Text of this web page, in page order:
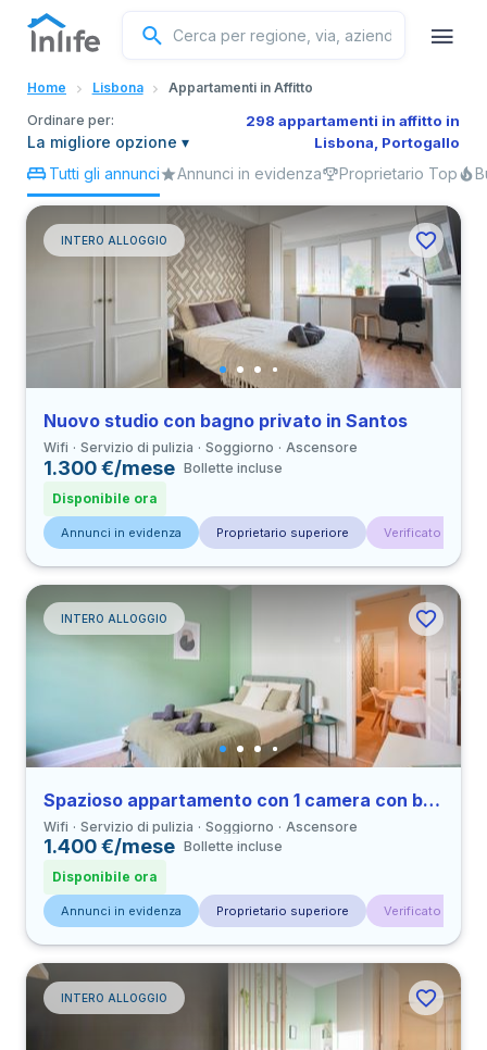
Inglese
Portoghese
Italiano
Spagnolo
Home Lisbona
Appartamenti in Affitto
Ordinare per:
La migliore opzione ▾
298 appartamenti in affitto in
Lisbona, Portogallo
Tutti gli annunci Annunci in evidenza Proprietario Top
INTERO ALLOGGIO
Nuovo studio con bagno privato in Santos
Wifi Servizio di pulizia Soggiorno Ascensore
1.300 €/mese Bollette incluse
Disponibile ora
Annunci in evidenza Proprietario superiore Verificato da
INTERO ALLOGGIO
Spazioso appartamento con 1 camera con bagno privato in Marquês de Pombal
Wifi Servizio di pulizia Soggiorno Ascensore
1.400 €/mese Bollette incluse
Disponibile ora
Annunci in evidenza Proprietario superiore Verificato da
INTERO ALLOGGIO